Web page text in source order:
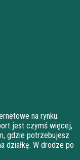
na rynku.
jest czymś więcej,
gdzie potrzebujesz
działkę. W drodze po